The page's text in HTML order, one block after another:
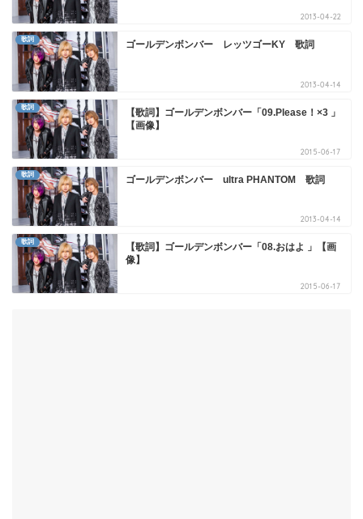
2013-04-22
歌詞 ゴールデンボンバー レッツゴーKY 歌詞
2013-04-14
歌詞
【歌詞】ゴールデンボンバー「09.Please！×3 」
【画像】
2015-06-17
歌詞 ゴールデンボンバー ultra PHANTOM 歌詞
2013-04-14
歌詞
【歌詞】ゴールデンボンバー「08.おはよ 」【画
像】
2015-06-17